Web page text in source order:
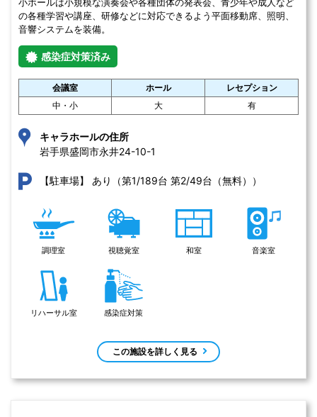
小ホールは小規模な演奏会や各種団体の発表会、青少年や成人など
の各種学習や講座、研修などに対応できるよう平面移動席、照明、
音響システムを装備。
感染症対策済み
会議室 ホール
レセプション
中・小
大 有
キャラホールの住所
岩手県盛岡市永井24-10-1
【駐車場】 あり（第1/189台 第2/49台（無料））
調理室 視聴覚室 和室 音楽室
リハーサル室 感染症対策
この施設を詳しく見る